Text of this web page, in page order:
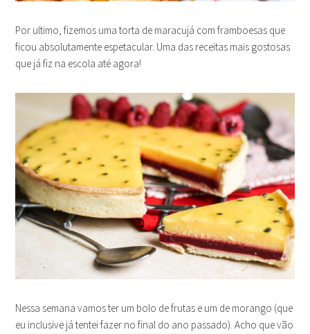
Por ultimo, fizemos uma torta de maracujá com framboesas que
ficou absolutamente espetacular. Uma das receitas mais gostosas
que já fiz na escola até agora!
Nessa semana vamos ter um bolo de frutas e um de morango (que
eu inclusive já tentei fazer no final do ano passado). Acho que vão